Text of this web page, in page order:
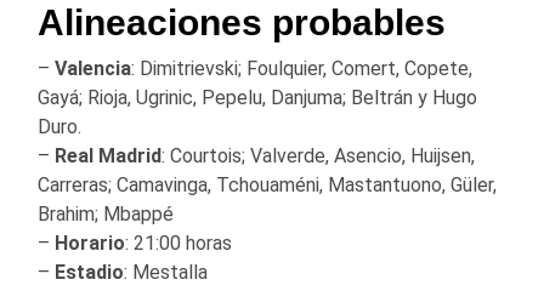
Alineaciones probables
– Valencia: Dimitrievski; Foulquier, Comert, Copete,
Gayá; Rioja, Ugrinic, Pepelu, Danjuma; Beltrán y Hugo
Duro.
– Real Madrid: Courtois; Valverde, Asencio, Huijsen,
Carreras; Camavinga, Tchouaméni, Mastantuono, Güler,
Brahim; Mbappé
– Horario: 21:00 horas
– Estadio: Mestalla